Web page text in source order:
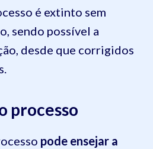
é extinto sem
sendo possível a
desde que corrigidos
processo
pode ensejar a